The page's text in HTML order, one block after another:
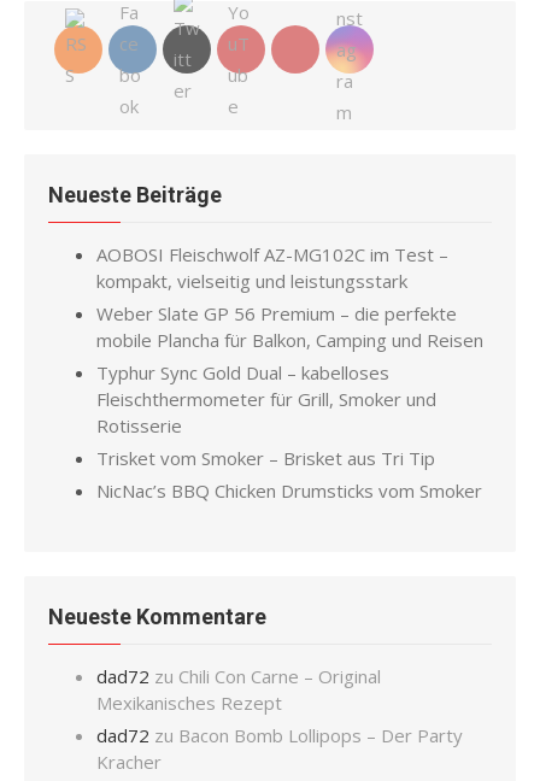
Neueste Beiträge
AOBOSI Fleischwolf AZ-MG102C im Test –
kompakt, vielseitig und leistungsstark
Weber Slate GP 56 Premium – die perfekte
mobile Plancha für Balkon, Camping und Reisen
Typhur Sync Gold Dual – kabelloses
Fleischthermometer für Grill, Smoker und
Rotisserie
Trisket vom Smoker – Brisket aus Tri Tip
NicNac’s BBQ Chicken Drumsticks vom Smoker
Neueste Kommentare
dad72 zu Chili Con Carne – Original
Mexikanisches Rezept
dad72 zu Bacon Bomb Lollipops – Der Party
Kracher